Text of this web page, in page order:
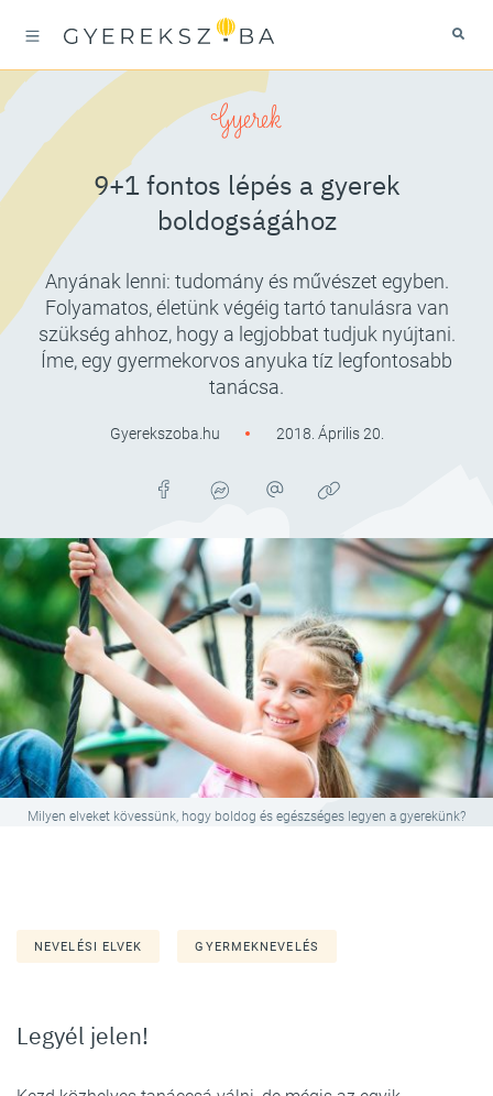
Gyerek
9+1 fontos lépés a gyerek
boldogságához
Anyának lenni: tudomány és művészet egyben.
Folyamatos, életünk végéig tartó tanulásra van
szükség ahhoz, hogy a legjobbat tudjuk nyújtani.
Íme, egy gyermekorvos anyuka tíz legfontosabb
tanácsa.
Gyerekszoba.hu 2018. Április 20.
Milyen elveket kövessünk, hogy boldog és egészséges legyen a gyerekünk?
NEVELÉSI ELVEK GYERMEKNEVELÉS
Legyél jelen!